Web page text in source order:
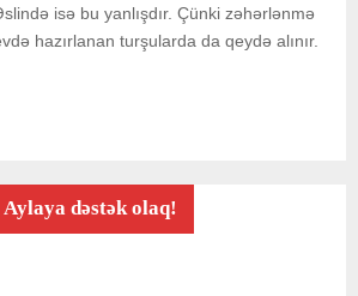
isə bu yanlışdır. Çünki zəhərlənmə
hazırlanan turşularda da qeydə alınır.
Aylaya dəstək olaq!